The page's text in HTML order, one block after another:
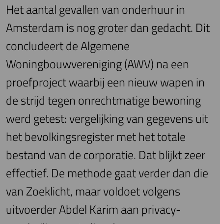
Het aantal gevallen van onderhuur in
Amsterdam is nog groter dan gedacht. Dit
concludeert de Algemene
Woningbouwvereniging (AWV) na een
proefproject waarbij een nieuw wapen in
de strijd tegen onrechtmatige bewoning
werd getest: vergelijking van gegevens uit
het bevolkingsregister met het totale
bestand van de corporatie. Dat blijkt zeer
effectief. De methode gaat verder dan die
van Zoeklicht, maar voldoet volgens
uitvoerder Abdel Karim aan privacy-